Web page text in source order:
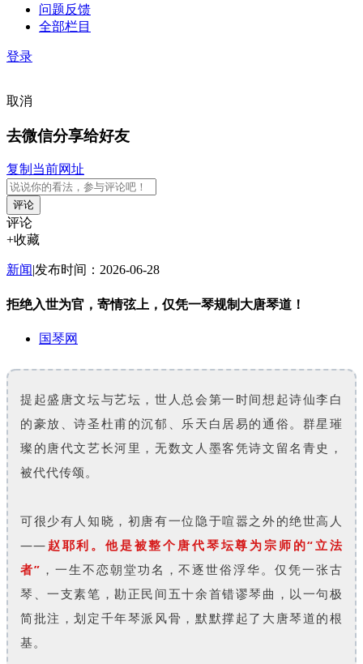
问题反馈
全部栏目
登录
取消
去微信分享给好友
复制当前网址
评论
评论
+收藏
新闻|发布时间：2026-06-28
拒绝入世为官，寄情弦上，仅凭一琴规制大唐琴道！
国琴网
提起盛唐文坛与艺坛，世人总会第一时间想起诗仙李白
的豪放、诗圣杜甫的沉郁、乐天白居易的通俗。群星璀
璨的唐代文艺长河里，无数文人墨客凭诗文留名青史，
被代代传颂。
可很少有人知晓，初唐有一位隐于喧嚣之外的绝世高人
—— 赵耶利。他是被整个唐代琴坛尊为宗师的“立法
者” ，一生不恋朝堂功名，不逐世俗浮华。仅凭一张古
琴、一支素笔，勘正民间五十余首错谬琴曲，以一句极
简批注，划定千年琴派风骨，默默撑起了大唐琴道的根
基。